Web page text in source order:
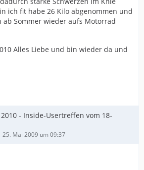
ich fit habe 26 Kilo abgenommen und
Sommer wieder aufs Motorrad
Alles Liebe und bin wieder da und
- Inside-Usertreffen vom 18-
25. Mai 2009 um 09:37